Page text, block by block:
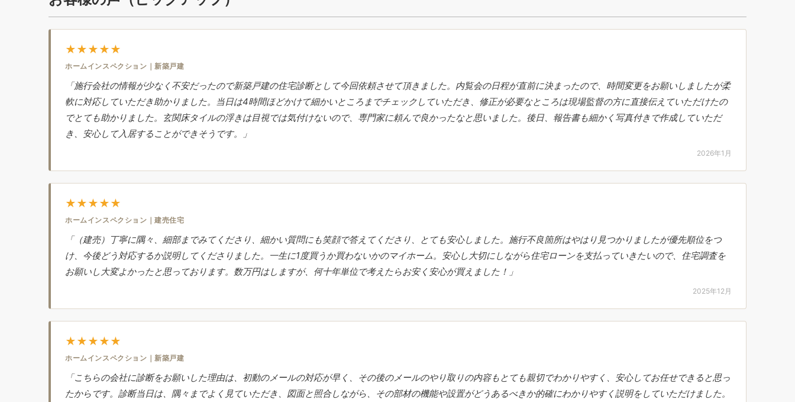
★★★★★
ホームインスペクション｜新築戸建
「施行会社の情報が少なく不安だったので新築戸建の住宅診断として今回依頼させて頂きました。内覧会の日程が直前に決まったので、時間変更をお願いしましたが柔
軟に対応していただき助かりました。当日は4時間ほどかけて細かいところまでチェックしていただき、修正が必要なところは現場監督の方に直接伝えていただけたの
でとても助かりました。玄関床タイルの浮きは目視では気付けないので、専門家に頼んで良かったなと思いました。後日、報告書も細かく写真付きで作成していただ
き、安心して入居することができそうです。」
2026年1月
★★★★★
ホームインスペクション｜建売住宅
「（建売）丁寧に隅々、細部までみてくださり、細かい質問にも笑顔で答えてくださり、とても安心しました。施行不良箇所はやはり見つかりましたが優先順位をつ
け、今後どう対応するか説明してくださりました。一生に1度買うか買わないかのマイホーム。安心し大切にしながら住宅ローンを支払っていきたいので、住宅調査を
お願いし大変よかったと思っております。数万円はしますが、何十年単位で考えたらお安く安心が買えました！」
2025年12月
★★★★★
ホームインスペクション｜新築戸建
「こちらの会社に診断をお願いした理由は、初動のメールの対応が早く、その後のメールのやり取りの内容もとても親切でわかりやすく、安心してお任せできると思っ
たからです。診断当日は、隅々までよく見ていただき、図面と照合しながら、その部材の機能や設置がどうあるべきか的確にわかりやすく説明をしていただけました。